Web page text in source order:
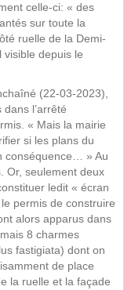
celle-ci: « des
sur toute la
ruelle de la Demi-
depuis le
(22-03-2023),
l’arrêté
« Mais la mairie
si les plans du
conséquence… » Au
Or, seulement deux
ledit « écran
permis de construire
alors apparus dans
8 charmes
fastigiata) dont on
de place
la ruelle et la façade